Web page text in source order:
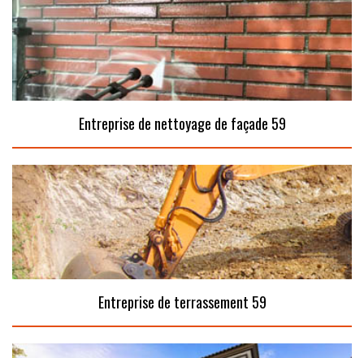
Entreprise de nettoyage de façade 59
Entreprise de terrassement 59